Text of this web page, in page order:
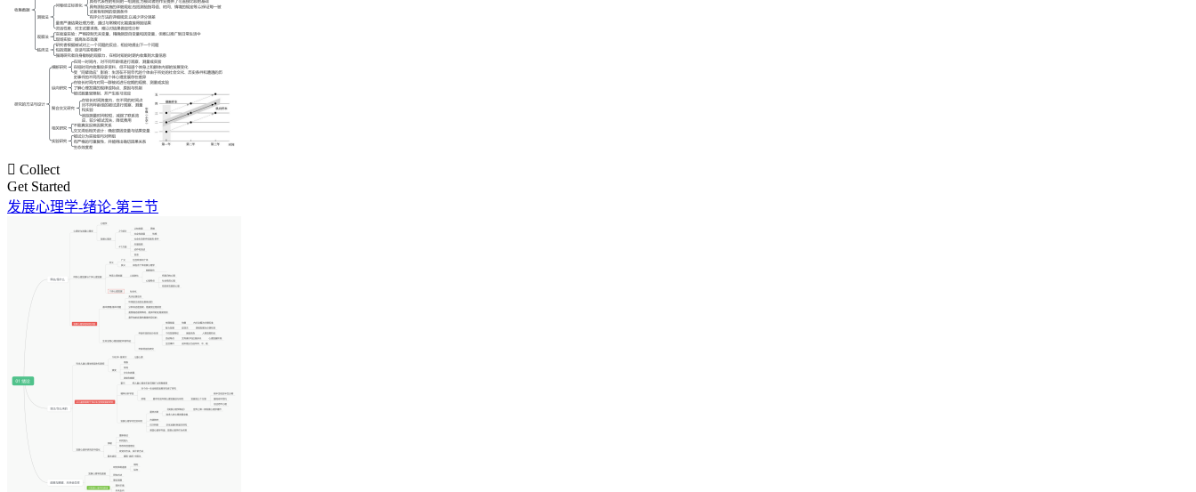
 Collect
Get Started
发展心理学-绪论-第三节